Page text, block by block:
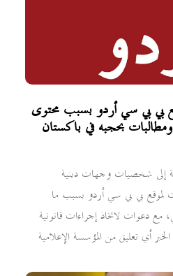
بي بي سي أردو بسبب محتوى
بحجبه في باكستان
إلى شخصيات وجهات دينية
لموقع بي بي سي أردو بسبب ما
دعوات لاتخاذ إجراءات قانونية
أي تعليق من المؤسسة الإعلامية